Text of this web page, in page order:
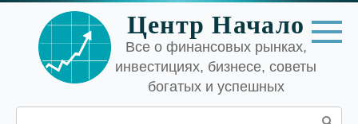
Перейти
контенту
Центр Начало
Все о финансовых рынках,
инвестициях, бизнесе, советы
богатых и успешных
Поиск: